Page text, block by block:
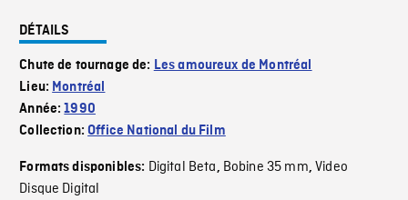
DÉTAILS
Chute de tournage de: Les amoureux de Montréal
Lieu: Montréal
Année:1990
Collection:Office National du Film
Formats disponibles: Digital Beta, Bobine 35 mm,Video
Disque Digital